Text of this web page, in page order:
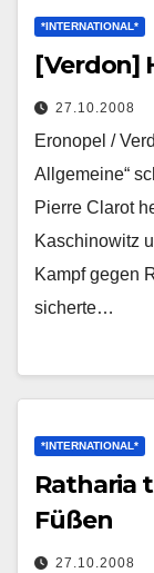
*INTERNATIONAL*
[Verdon]
27.10.2008
Eronopel /
Allgemeine“
Pierre Clarot
Kaschinowitz
Kampf gegen
sicherte…
*INTERNATIONAL*
Ratharia
Füßen
27.10.2008